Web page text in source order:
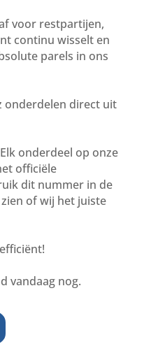
voor restpartijen,
continu wisselt en
parels in ons
onderdelen direct uit
onderdeel op onze
officiële
dit nummer in de
of wij het juiste
vandaag nog.